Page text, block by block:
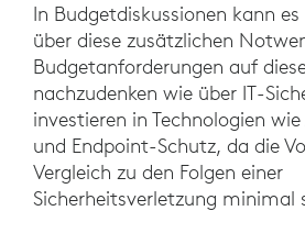
In Budgetdiskussionen kann
über diese zusätzlichen
Budgetanforderungen auf
nachzudenken wie über IT-
investieren in Technologien
und Endpoint-Schutz, da die
Vergleich zu den Folgen einer
Sicherheitsverletzung minimal